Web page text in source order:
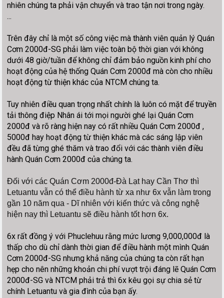
nhiên chúng ta phải vận chuyển và trao tận nơi trong ngày.
...
Trên đây chỉ là một số công việc mà thành viên quản lý Quán
Cơm 2000đ-SG phải làm việc toàn bộ thời gian với không
dưới 48 giờ/tuần để không chỉ đảm bảo nguồn kinh phí cho
hoạt động của hệ thống Quán Cơm 2000đ mà còn cho nhiều
hoạt động từ thiện khác của NTCM chúng ta.
Tuy nhiên điều quan trọng nhất chính là luôn có mặt để truyền
tải thông điệp Nhân ái tới mọi người ghé lại Quán Cơm
2000đ và rõ ràng hiện nay có rất nhiều Quán Cơm 2000đ ,
5000đ hay hoạt động từ thiện khác mà các sáng lập viên
đều đã từng ghé thăm và trao đổi với các thành viên điều
hành Quán Cơm 2000đ của chúng ta.
Đối với các Quán Cơm 2000đ-Đà Lạt hay Cần Thơ thì
Letuantu vẫn có thể điều hành từ xa như 6x vẫn làm trong
gần 10 năm qua - Dĩ nhiên với kiến thức và công nghệ
hiện nay thì Letuantu sẽ điều hành tốt hơn 6x.
6x rất đồng ý với Phuclehuu rằng mức lương 9,000,000đ là
thấp cho dù chỉ dành thời gian để điều hành một mình Quán
Cơm 2000đ-SG nhưng khả năng của chúng ta còn rất hạn
hẹp cho nên những khoản chi phí vượt trội đáng lẽ Quán Cơm
2000đ-SG và NTCM phải trả thì 6x kêu gọi sự chia sẻ từ
chính Letuantu và gia đình của bạn ấy.